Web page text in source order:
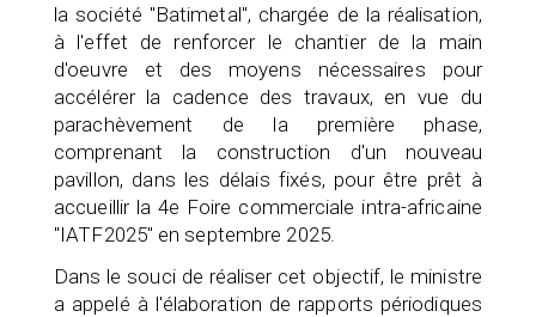
la société "Batimetal", chargée de la réalisation,
à l'effet de renforcer le chantier de la main
d'oeuvre et des moyens nécessaires pour
accélérer la cadence des travaux, en vue du
parachèvement de la première phase,
comprenant la construction d'un nouveau
pavillon, dans les délais fixés, pour être prêt à
accueillir la 4e Foire commerciale intra-africaine
"IATF2025" en septembre 2025.
Dans le souci de réaliser cet objectif, le ministre
a appelé à l'élaboration de rapports périodiques